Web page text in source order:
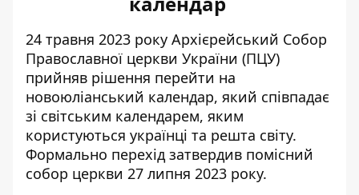
24 травня 2023 року Архієрейський Собор
Православної церкви України (ПЦУ)
прийняв рішення перейти на
новоюліанський календар, який співпадає
зі світським календарем, яким
користуються українці та решта світу.
Формально перехід затвердив помісний
собор церкви 27 липня 2023 року.